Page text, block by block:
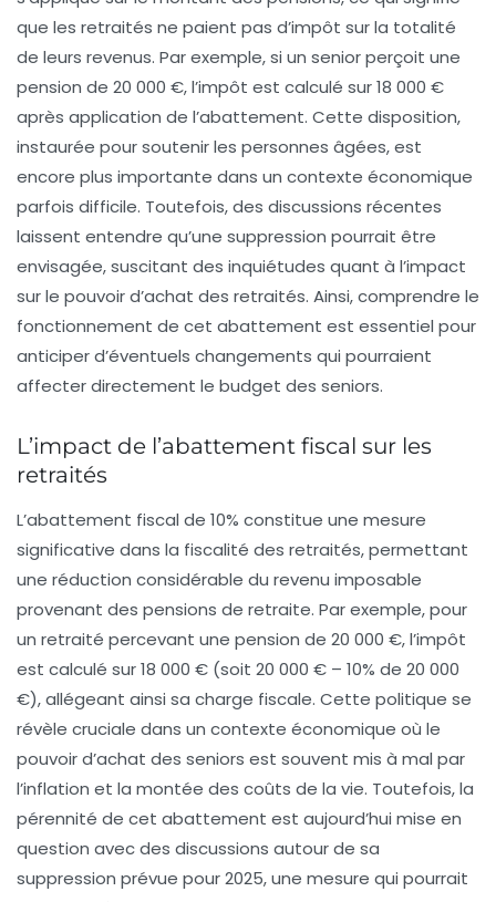
que les retraités ne paient pas d’impôt sur la totalité
de leurs revenus. Par exemple, si un senior perçoit une
pension de 20 000 €, l’impôt est calculé sur 18 000 €
après application de l’abattement. Cette disposition,
instaurée pour soutenir les personnes âgées, est
encore plus importante dans un contexte économique
parfois difficile. Toutefois, des discussions récentes
laissent entendre qu’une suppression pourrait être
envisagée, suscitant des inquiétudes quant à l’impact
sur le pouvoir d’achat des retraités. Ainsi, comprendre le
fonctionnement de cet abattement est essentiel pour
anticiper d’éventuels changements qui pourraient
affecter directement le budget des seniors.
L’impact de l’abattement fiscal sur les
retraités
L’abattement fiscal de 10% constitue une mesure
significative dans la fiscalité des retraités, permettant
une réduction considérable du revenu imposable
provenant des pensions de retraite. Par exemple, pour
un retraité percevant une pension de 20 000 €, l’impôt
est calculé sur18 000 € (soit 20 000 € – 10% de 20 000
€), allégeant ainsi sa charge fiscale. Cette politique se
révèle cruciale dans un contexte économique où le
pouvoir d’achat des seniors est souvent mis à mal par
l’inflation et la montée des coûts de la vie. Toutefois, la
pérennité de cet abattement est aujourd’hui mise en
question avec des discussions autour de sa
suppression prévue pour2025, une mesure qui pourrait